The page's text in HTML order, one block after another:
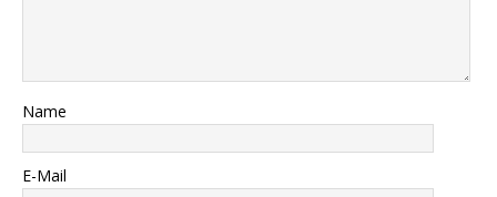
Name
E-Mail